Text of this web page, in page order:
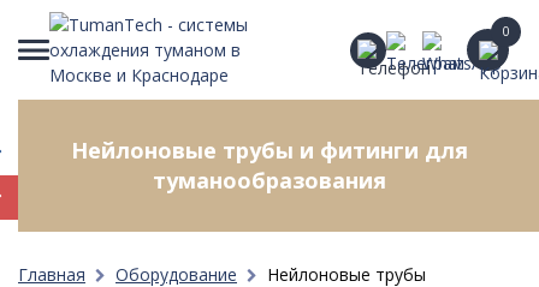
0
Нейлоновые трубы и фитинги для
туманообразования
Главная Оборудование Нейлоновые трубы